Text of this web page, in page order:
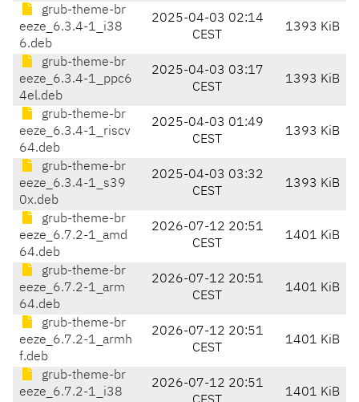
grub-theme-br
eeze_6.3.4-1_i38
6.deb
2025-04-03 02:14
CEST
1393 KiB
grub-theme-br
eeze_6.3.4-1_ppc6
4el.deb
2025-04-03 03:17
CEST
1393 KiB
grub-theme-br
eeze_6.3.4-1_riscv
64.deb
2025-04-03 01:49
CEST
1393 KiB
grub-theme-br
eeze_6.3.4-1_s39
0x.deb
2025-04-03 03:32
CEST
1393 KiB
grub-theme-br
eeze_6.7.2-1_amd
64.deb
2026-07-12 20:51
CEST
1401 KiB
grub-theme-br
eeze_6.7.2-1_arm
64.deb
2026-07-12 20:51
CEST
1401 KiB
grub-theme-br
eeze_6.7.2-1_armh
f.deb
2026-07-12 20:51
CEST
1401 KiB
grub-theme-br
eeze_6.7.2-1_i38
2026-07-12 20:51
1401 KiB